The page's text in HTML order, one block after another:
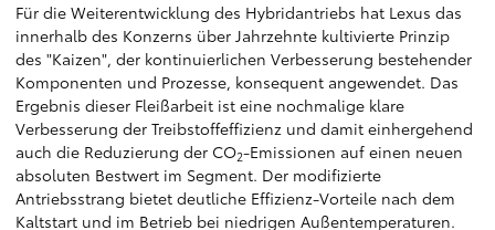
Für die Weiterentwicklung des Hybridantriebs hat Lexus das
innerhalb des Konzerns über Jahrzehnte kultivierte Prinzip
des "Kaizen", der kontinuierlichen Verbesserung bestehender
Komponenten und Prozesse, konsequent angewendet. Das
Ergebnis dieser Fleißarbeit ist eine nochmalige klare
Verbesserung der Treibstoffeffizienz und damit einhergehend
auch die Reduzierung der CO2-Emissionen auf einen neuen
absoluten Bestwert im Segment. Der modifizierte
Antriebsstrang bietet deutliche Effizienz-Vorteile nach dem
Kaltstart und im Betrieb bei niedrigen Außentemperaturen.